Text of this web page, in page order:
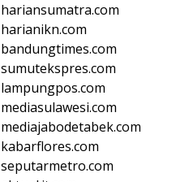
hariansumatra.com
harianikn.com
bandungtimes.com
sumutekspres.com
lampungpos.com
mediasulawesi.com
mediajabodetabek.com
kabarflores.com
seputarmetro.com